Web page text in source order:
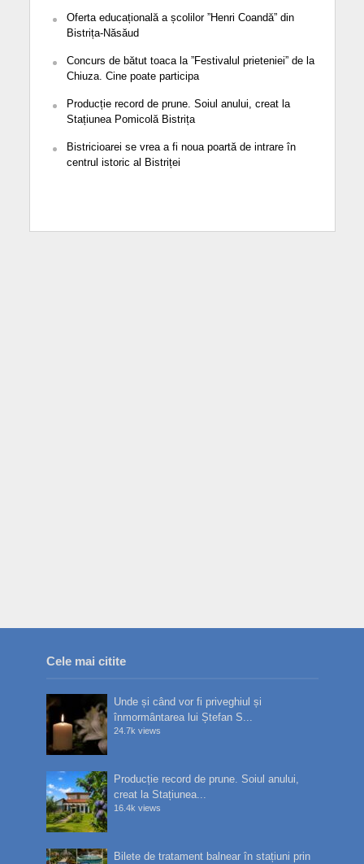
Oferta educațională a școlilor ”Henri Coandă” din
Bistrița-Năsăud
Concurs de bătut toaca la ”Festivalul prieteniei” de la
Chiuza. Cine poate participa
Producție record de prune. Soiul anului, creat la
Stațiunea Pomicolă Bistrița
Bistricioarei se vrea a fi noua poartă de intrare în
centrul istoric al Bistriței
Cele mai citite
Unde și când vor fi priveghiul și
înmormântarea lui Ștefan S...
24.7k views
Producție record de prune. Soiul anului,
creat la Stațiunea...
16.4k views
Bilete de tratament balnear în stațiuni prin